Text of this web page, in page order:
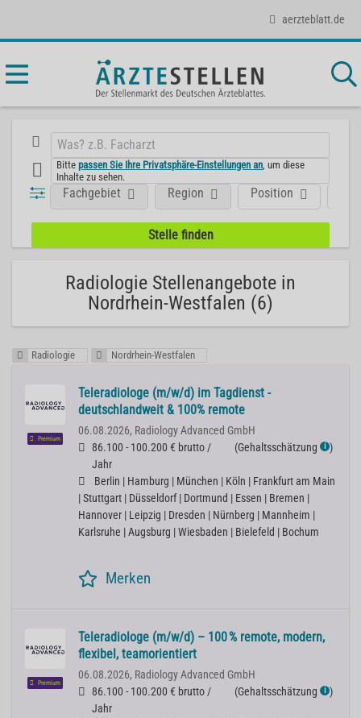
aerzteblatt.de
Bittepassen Sie Ihre Privatsphäre-Einstellungen an , um diese
Inhalte zu sehen.
Position
Fachgebiet Region
Radiologie Stellenangebote in
Nordrhein-Westfalen (6)
Radiologie Nordrhein-Westfalen
Premium
Teleradiologe (m/w/d) im Tagdienst -
deutschlandweit & 100% remote
06.08.2026, Radiology Advanced GmbH
86.100 - 100.200 € brutto /
Jahr
(Gehaltsschätzung ℹ )
Berlin | Hamburg | München | Köln | Frankfurt am Main
| Stuttgart | Düsseldorf | Dortmund | Essen | Bremen |
Hannover | Leipzig | Dresden | Nürnberg | Mannheim |
Karlsruhe | Augsburg | Wiesbaden | Bielefeld | Bochum
Merken
Premium
Teleradiologe (m/w/d) – 100 % remote, modern,
flexibel, teamorientiert
06.08.2026, Radiology Advanced GmbH
86.100 - 100.200 € brutto /
Jahr
(Gehaltsschätzung ℹ )